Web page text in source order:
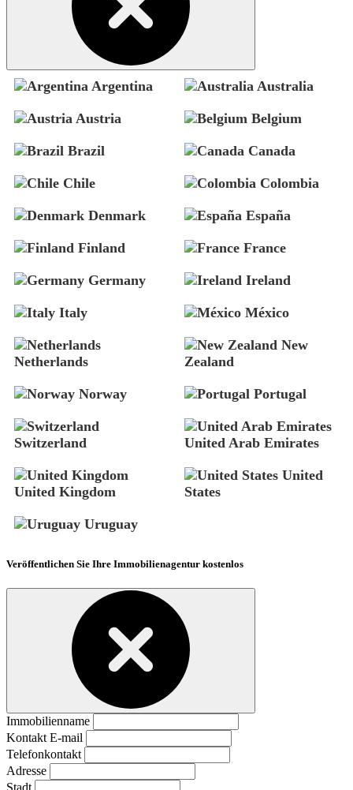
Argentina Australia
Austria Belgium
Brazil Canada
Chile Colombia
Denmark España
Finland France
Germany Ireland
Italy México
Netherlands
New
Zealand
Norway Portugal
Switzerland United Arab Emirates
United Kingdom
United
States
Uruguay
Veröffentlichen Sie Ihre Immobilienagentur kostenlos
Immobilienname
Kontakt E-mail
Telefonkontakt
Adresse